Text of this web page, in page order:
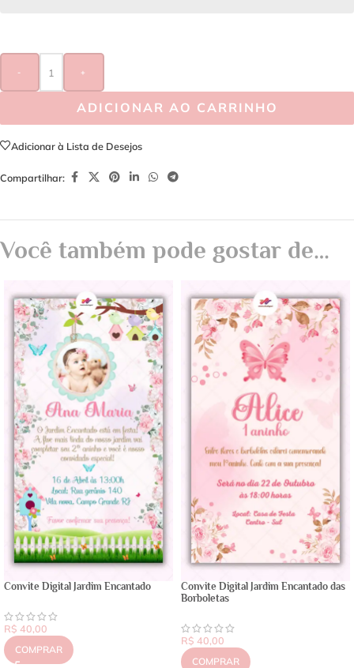
- +
ADICIONAR AO CARRINHO
Adicionar à Lista de Desejos
Compartilhar:
Você também pode gostar de…
Convite Digital Jardim Encantado
R$ 40,00
COMPRAR
Convite Digital Jardim Encantado das
Borboletas
R$ 40,00
COMPRAR